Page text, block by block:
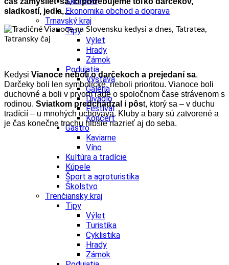
Ekonomika obchod a doprava
Trnavský kraj
Tipy
Výlet
Hrady
Zámok
Podujatia
Výstava
Galéria
Divadlo
Festival
Koncert
Gastro
Kaviarne
Víno
Kultúra a tradície
Kúpele
Šport a agroturistika
Školstvo
Trenčiansky kraj
Tipy
Výlet
Turistika
Cyklistika
Hrady
Zámok
sladkostí, jedla,…
Kedysi Vianoce neboli o darčekoch a prejedaní sa.
Darčeky boli len symbolické, neboli prioritou. Vianoce boli
duchovné a boli v prvom rade o spoločnom čase strávenom s
rodinou. Sviatkom predchádzal i pôst, ktorý sa – v duchu
tradícií – u mnohých uchováva. Kluby a bary sú zatvorené a
je čas konečne trochu hlbšie nazrieť aj do seba.